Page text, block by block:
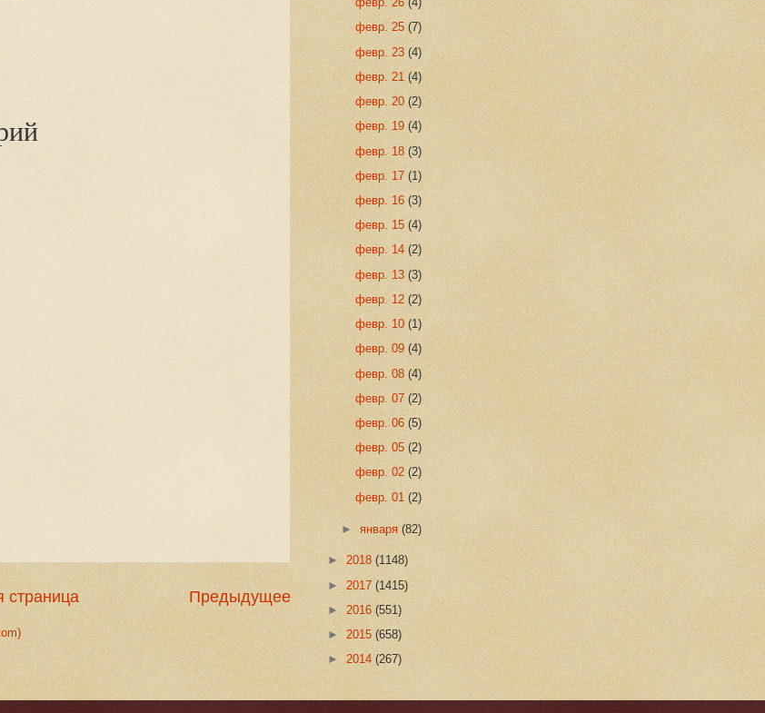
Предыдущее
страница
февр. 25 (7)
февр. 23 (4)
февр. 21 (4)
февр. 20 (2)
февр. 19 (4)
февр. 18 (3)
февр. 17 (1)
февр. 16 (3)
февр. 15 (4)
февр. 14 (2)
февр. 13 (3)
февр. 12 (2)
февр. 10 (1)
февр. 09 (4)
февр. 08 (4)
февр. 07 (2)
февр. 06 (5)
февр. 05 (2)
февр. 02 (2)
февр. 01 (2)
►января(82)
► 2018 (1148)
► 2017 (1415)
► 2016 (551)
► 2015 (658)
► 2014 (267)